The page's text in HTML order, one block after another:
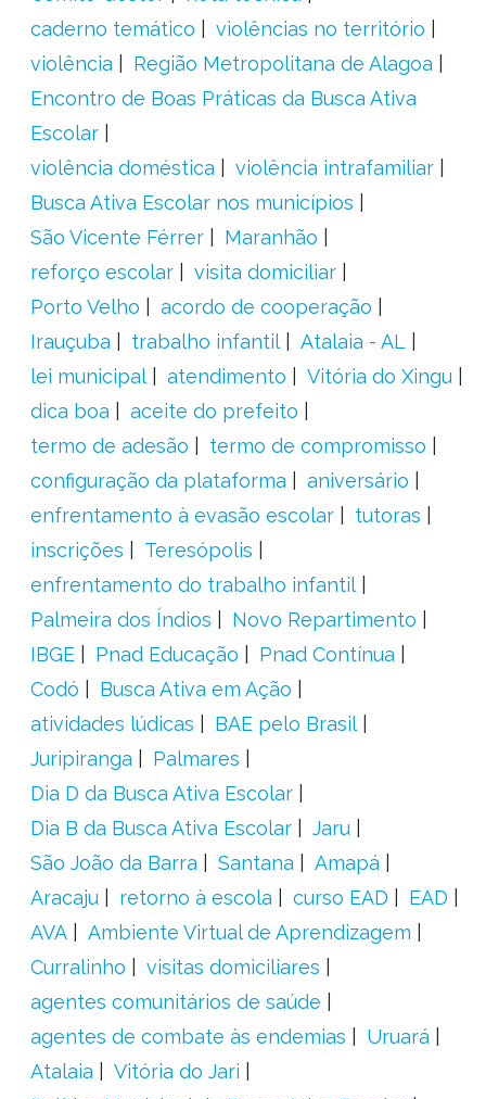
caderno temático
violências no território
violência
Região Metropolitana de Alagoa
Encontro de Boas Práticas da Busca Ativa
Escolar
violência doméstica
violência intrafamiliar
Busca Ativa Escolar nos municípios
São Vicente Férrer
Maranhão
reforço escolar
visita domiciliar
Porto Velho
acordo de cooperação
Irauçuba
trabalho infantil
Atalaia - AL
lei municipal
atendimento
Vitória do Xingu
dica boa
aceite do prefeito
termo de adesão
termo de compromisso
configuração da plataforma
aniversário
enfrentamento à evasão escolar
tutoras
inscrições
Teresópolis
enfrentamento do trabalho infantil
Palmeira dos Índios
Novo Repartimento
IBGE
Pnad Educação
Pnad Contínua
Codó
Busca Ativa em Ação
atividades lúdicas
BAE pelo Brasil
Juripiranga
Palmares
Dia D da Busca Ativa Escolar
Dia B da Busca Ativa Escolar
Jaru
São João da Barra
Santana
Amapá
Aracaju
retorno à escola curso EAD
EAD
AVA
Ambiente Virtual de Aprendizagem
Curralinho
visitas domiciliares
agentes comunitários de saúde
agentes de combate às endemias
Uruará
Atalaia
Vitória do Jari